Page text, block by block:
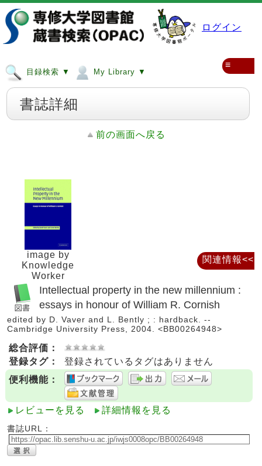
ログイン
目録検索 ▼ My Library ▼
≡
書誌詳細
前の画面へ戻る
image by
Knowledge
Worker
Intellectual property in the new millennium :
essays in honour of William R. Cornish
edited by D. Vaver and L. Bently ; : hardback. --
Cambridge University Press, 2004. <BB00264948>
総合評価：
登録タグ：
登録されているタグはありません
便利機能：
レビューを見る 詳細情報を見る
書誌URL：
関連情報<<